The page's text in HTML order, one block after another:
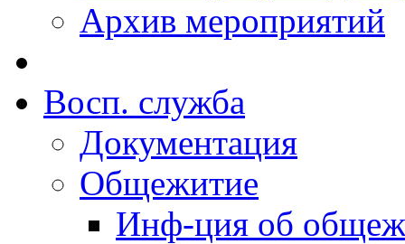
Архив мероприятий
Восп. cлужба
Документация
Общежитие
Инф-ция об